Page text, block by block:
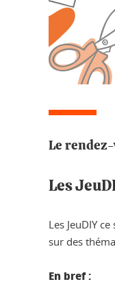
Le
Les
Les JeuDIY
sur des
En bref :